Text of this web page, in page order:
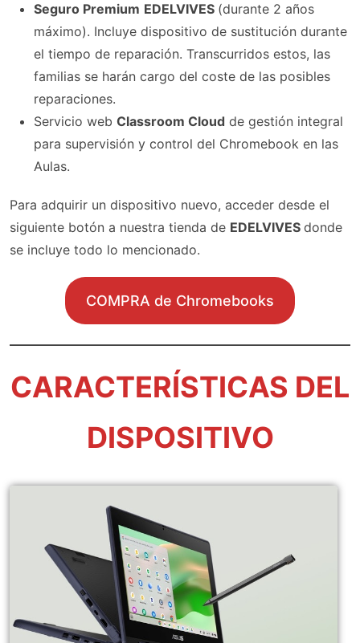
Seguro Premium EDELVIVES (durante 2 años
máximo). Incluye dispositivo de sustitución durante
el tiempo de reparación. Transcurridos estos, las
familias se harán cargo del coste de las posibles
reparaciones.
Servicio web Classroom Cloud de gestión integral
para supervisión y control del Chromebook en las
Aulas.
Para adquirir un dispositivo nuevo, acceder desde el
siguiente botón a nuestra tienda de EDELVIVES donde
se incluye todo lo mencionado.
COMPRA de Chromebooks
CARACTERÍSTICAS DEL
DISPOSITIVO